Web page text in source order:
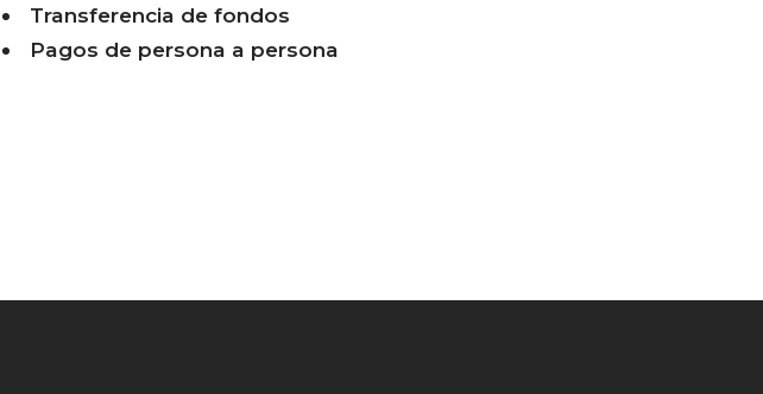
Transferencia de fondos
Pagos de persona a persona